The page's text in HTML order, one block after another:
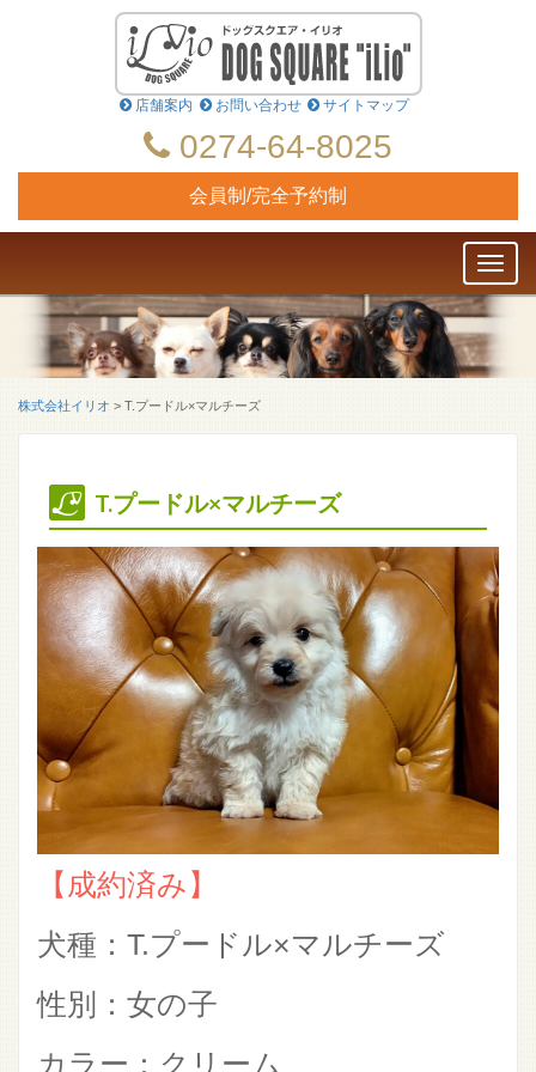
店舗案内 お問い合わせ サイトマップ
0274-64-8025
会員制/完全予約制
株式会社イリオ > T.プードル×マルチーズ
T.プードル×マルチーズ
【成約済み】
犬種：T.プードル×マルチーズ
性別：女の子
カラー：クリーム